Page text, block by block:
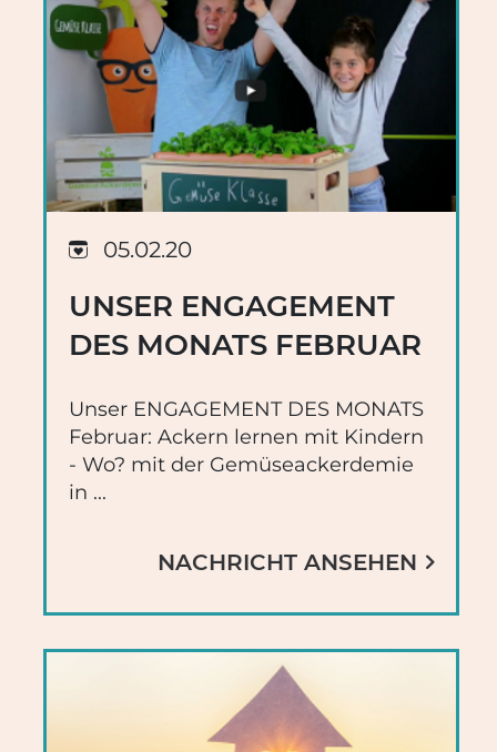
05.02.20
UNSER ENGAGEMENT
DES MONATS FEBRUAR
Unser ENGAGEMENT DES MONATS
Februar: Ackern lernen mit Kindern
- Wo? mit der Gemüseackerdemie
in ...
NACHRICHT ANSEHEN